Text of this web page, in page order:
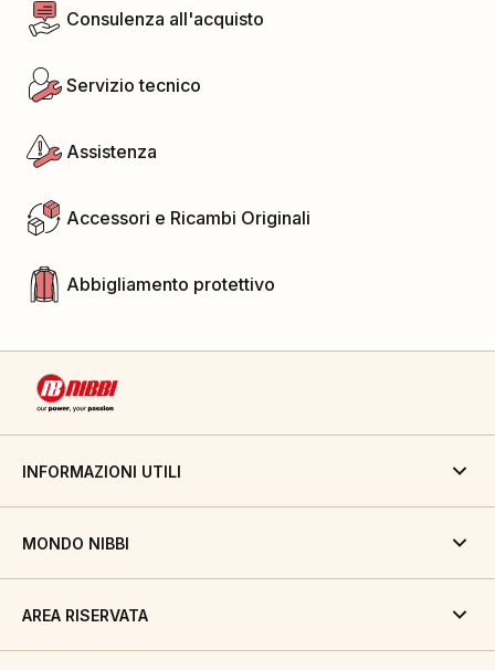
Consulenza all'acquisto
Servizio tecnico
Assistenza
Accessori e Ricambi Originali
Abbigliamento protettivo
INFORMAZIONI UTILI
MONDO NIBBI
AREA RISERVATA